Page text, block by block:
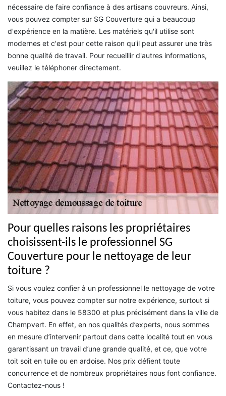
nécessaire de faire confiance à des artisans couvreurs. Ainsi,
vous pouvez compter sur SG Couverture qui a beaucoup
d'expérience en la matière. Les matériels qu'il utilise sont
modernes et c'est pour cette raison qu'il peut assurer une très
bonne qualité de travail. Pour recueillir d'autres informations,
veuillez le téléphoner directement.
Pour quelles raisons les propriétaires
choisissent-ils le professionnel SG
Couverture pour le nettoyage de leur
toiture ?
Si vous voulez confier à un professionnel le nettoyage de votre
toiture, vous pouvez compter sur notre expérience, surtout si
vous habitez dans le 58300 et plus précisément dans la ville de
Champvert. En effet, en nos qualités d’experts, nous sommes
en mesure d’intervenir partout dans cette localité tout en vous
garantissant un travail d’une grande qualité, et ce, que votre
toit soit en tuile ou en ardoise. Nos prix défient toute
concurrence et de nombreux propriétaires nous font confiance.
Contactez-nous !